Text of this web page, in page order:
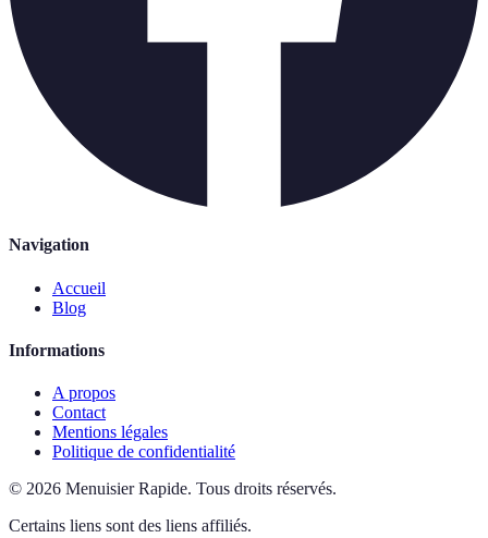
Navigation
Accueil
Blog
Informations
A propos
Contact
Mentions légales
Politique de confidentialité
© 2026 Menuisier Rapide. Tous droits réservés.
Certains liens sont des liens affiliés.